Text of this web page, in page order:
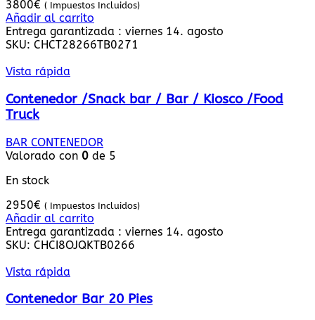
3800€ ( Impuestos Incluidos)
Añadir al carrito
Entrega garantizada : viernes 14. agosto
SKU: CHCT28266TB0271
Vista rápida
Contenedor /Snack bar / Bar / Kiosco /Food
Truck
BAR CONTENEDOR
Valorado con 0 de 5
En stock
2950€ ( Impuestos Incluidos)
Añadir al carrito
Entrega garantizada : viernes 14. agosto
SKU: CHCI8OJQKTB0266
Vista rápida
Contenedor Bar 20 Pies